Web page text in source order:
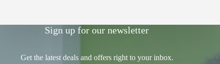
Sign up for our newsletter
Get the latest deals and offers right to your inbox.